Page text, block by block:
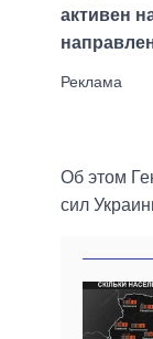
активен
Об этом
сил